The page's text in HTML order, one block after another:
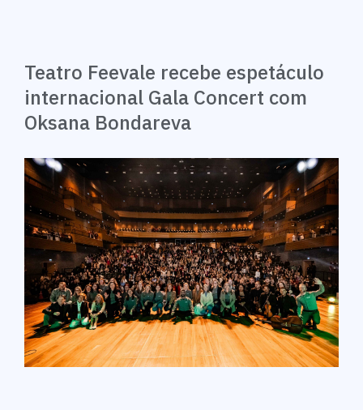
Teatro Feevale recebe espetáculo
internacional Gala Concert com
Oksana Bondareva